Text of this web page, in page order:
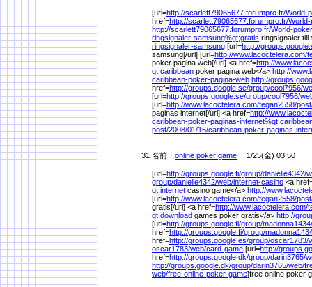
[url=http://scarlett79065677.forumpro.fr/World-
href=http://scarlett79065677.forumpro.fr/
http://scarlett79065677.forumpro.fr/World-
ringsignaler-samsung%gt;gratis ringsignaler
ringsignaler-samsung [url=http://
samsung[/url] [url=http://www.lacoctelera.com/
poker pagina web[/url] <a href=http://
gt;caribbean poker pagina web</a> http://
caribbean-poker-pagina-web http://
href=http://groups.google.se/group/cool7956/
[url=http://groups.google.se/group/cool7956/
[url=http://www.lacoctelera.com/tegan2558/
paginas internet[/url] <a href=http://
caribbean-poker-paginas-internet%
post/2008/01/16/caribbean-poker-paginas-
31 名前： online poker game 1/25(金) 03:50
[url=http://groups.google.fi/group/danielle4342/
group/danielle4342/web/internet-casino <a
gt;internet casino game</a> http://
[url=http://www.lacoctelera.com/tegan2558/
gratis[/url] <a href=http://www.lacoctelera.com/
gt;download games poker gratis</a> http://
[url=http://groups.google.fi/group/madonna1434/
href=http://groups.google.fi/group/
href=http://groups.google.es/group/oscar1783/
oscar1783/web/card-game [url=http://
href=http://groups.google.dk/group/darin3765/
http://groups.google.dk/group/darin3765/web/
web/free-online-poker-game]free online poker